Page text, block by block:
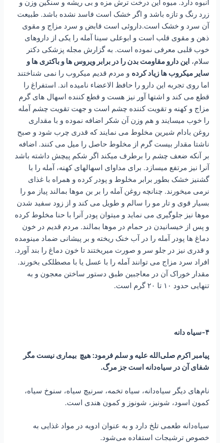
انبوه دارد. میوه این درخت ترش مزه و بی ریشه و سنگین وزن و
زرد رنگ و تازه باشد و اگر خشک است فاسد نشده باشد. طبیعت
آن سرد و خشک است.داروئی است قابض و سرد مزاج و مقوی
ذهن و مقوی قلب است و ابوعلی سینا آمله را یکی از داروهای
خوب قلبی معرفی نموده است. به گزارش مجله پزشکی دکتر
سلام، این دارو مقاومت بدن را در برابر ویروس ها و باکتری ها و
سایر میکروب ها زیاد کرده و مردم قدیم میکروب را نمی شناختند
اما روی تجربه این دارو را حافظ الاعضاء نامیده اند. استفراغ را
قطع می کند و اشتها آور نیز هست و قطع کننده اسهال های گرم
مزاج و کهنه و تقویت کننده چشم است و جهت تقویت چشم آمله
را خوب میسایند و هم وزن آن شکر اضافه نموده و با مقداری
روغن بادام شیرین مخلوط می نمایند که قدری چرب شود و صبح
ناشتا مقدار بیست گرم از مخلوط حاصل را میل می کنند. اضافه
بر آنکه ضعف چشم را برطرف میکند اگر شکم پیچش داشته باشد
آنرا نیز مرتفع میسازد. برای مداوای اسهالهای کهنه، آمله را با
گشنیز خشک بطور برابر مخلوط و پودر کرده و همراه با غذای
نرمی میخورند. چنانچه روغن آمله را بر بن موها بمالند پیاز مو را
بسیار قوی و تار مو را سالم و طویل می کند و از زود سفید شدن
موها نیز جلوگیری می نماید و میتوان پودر آنرا با حنا مخلوط کرده
و پس از خیسانیدن در حمام در موها بمالند. مردم قدیم در خون
دماغ ها پودر آمله را در آب خنک ریخته و بر پیشانی ضماد مینومده
و قدری نیز در جلو سر و صورت میریختند تا خون دماغ را بند آورد.
افراد سرد مزاج می توانند آمله را با عسل یا با مصطلکی بخورند.
مقدار خوراک آن در معاجبین طبق دستور ساختن معجون و به
تنهایی حدود ۱۰ تا ۲۰ گرم است.
۴-سیاه دانه
پیامبر اکرم صلی‌الله علیه و سلم فرمود: هیچ بیماری نیست مگر
شفای آن در سیاه‌دانه است جز مرگ.
نام‌های دیگر سیاه‌دانه، سیاه تخمه، سرنیچ سیاه، سنوخ سیاه،
کمون اسود، شونیز، شونوز و کمون هندی است.
سیاه‌دانه طعمی تلخ دارد و به عنوان ادویه در مواد غذایی به
خصوص ترشیجات استفاده می‌شود.